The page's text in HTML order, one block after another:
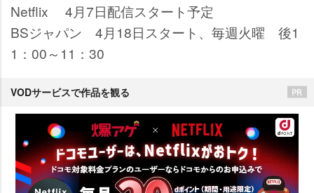
Netflix 4月7日配信スタート予定
BSジャパン 4月18日スタート、毎週火曜 後1
1：00～11：30
VODサービスで作品を観る